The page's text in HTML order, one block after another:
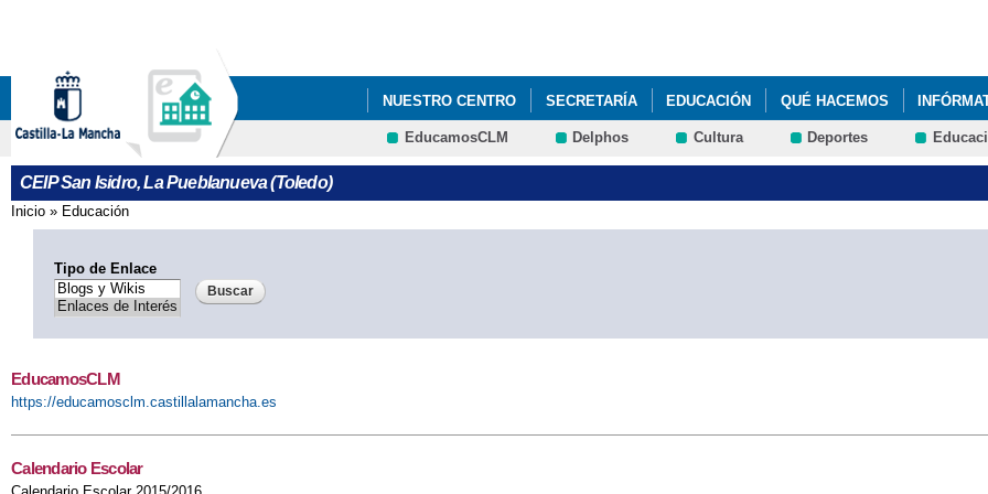
NUESTRO CENTRO SECRETARÍA EDUCACIÓN QUÉ HACEMOS
EducamosCLM Delphos Cultura Deportes
CEIP San Isidro, La Pueblanueva (Toledo)
Se encuentra usted aquí
Inicio » Educación
Tipo de Enlace
EducamosCLM
https://educamosclm.castillalamancha.es
Calendario Escolar